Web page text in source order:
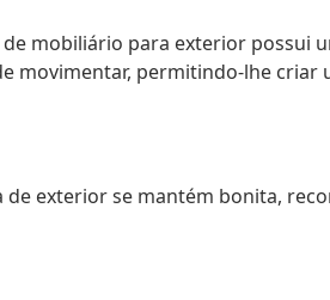
mobiliário para exterior possui
movimentar, permitindo-lhe criar
exterior se mantém bonita,